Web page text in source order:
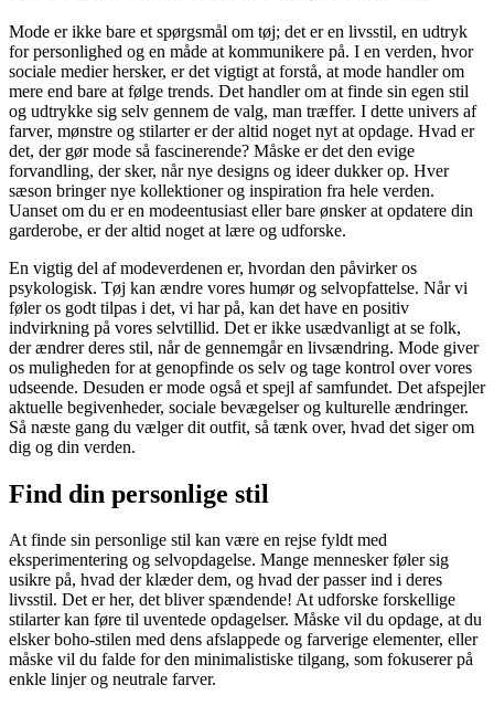
Mode er ikke bare et spørgsmål om tøj; det er en livsstil, en udtryk
for personlighed og en måde at kommunikere på. I en verden, hvor
sociale medier hersker, er det vigtigt at forstå, at mode handler om
mere end bare at følge trends. Det handler om at finde sin egen stil
og udtrykke sig selv gennem de valg, man træffer. I dette univers af
farver, mønstre og stilarter er der altid noget nyt at opdage. Hvad er
det, der gør mode så fascinerende? Måske er det den evige
forvandling, der sker, når nye designs og ideer dukker op. Hver
sæson bringer nye kollektioner og inspiration fra hele verden.
Uanset om du er en modeentusiast eller bare ønsker at opdatere din
garderobe, er der altid noget at lære og udforske.
En vigtig del af modeverdenen er, hvordan den påvirker os
psykologisk. Tøj kan ændre vores humør og selvopfattelse. Når vi
føler os godt tilpas i det, vi har på, kan det have en positiv
indvirkning på vores selvtillid. Det er ikke usædvanligt at se folk,
der ændrer deres stil, når de gennemgår en livsændring. Mode giver
os muligheden for at genopfinde os selv og tage kontrol over vores
udseende. Desuden er mode også et spejl af samfundet. Det afspejler
aktuelle begivenheder, sociale bevægelser og kulturelle ændringer.
Så næste gang du vælger dit outfit, så tænk over, hvad det siger om
dig og din verden.
Find din personlige stil
At finde sin personlige stil kan være en rejse fyldt med
eksperimentering og selvopdagelse. Mange mennesker føler sig
usikre på, hvad der klæder dem, og hvad der passer ind i deres
livsstil. Det er her, det bliver spændende! At udforske forskellige
stilarter kan føre til uventede opdagelser. Måske vil du opdage, at du
elsker boho-stilen med dens afslappede og farverige elementer, eller
måske vil du falde for den minimalistiske tilgang, som fokuserer på
enkle linjer og neutrale farver.